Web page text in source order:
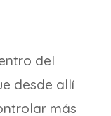
del
desde allí
más